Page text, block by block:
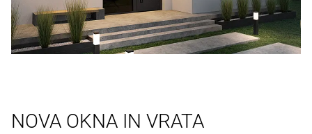
NOVA OKNA IN VRATA